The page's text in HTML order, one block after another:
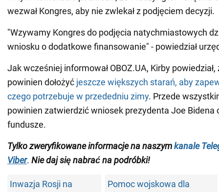
wezwał Kongres, aby nie zwlekał z podjęciem decyzji.
"Wzywamy Kongres do podjęcia natychmiastowych
wniosku o dodatkowe finansowanie" - powiedział
Jak wcześniej informował OBOZ.UA, Kirby
powinien dołożyć jeszcze większych starań, aby
czego potrzebuje w przededniu zimy. Przede
powinien zatwierdzić wniosek prezydenta Joe Bidena
fundusze.
Tylko zweryfikowane informacje na naszymkanale
Viber. Nie daj się nabrać na podróbki!
Inwazja Rosji na
Pomoc wojskowa dla